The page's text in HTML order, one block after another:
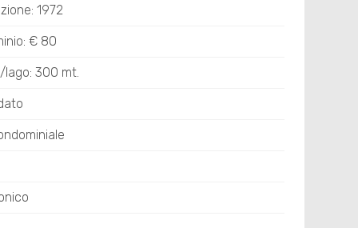
1972
€ 80
lago: 300 mt.